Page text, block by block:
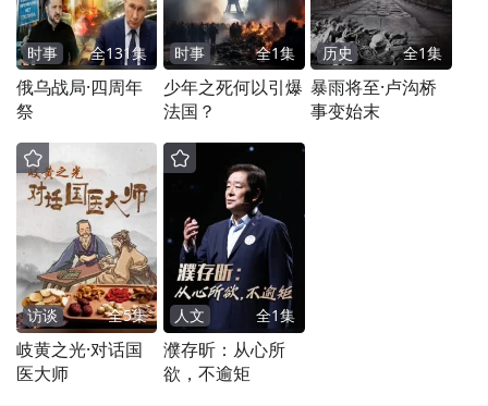
时事 全131集
俄乌战局·四周年
祭
时事 全1集
少年之死何以引爆
法国？
历史 全1集
暴雨将至·卢沟桥
事变始末
访谈 全5集
岐黄之光·对话国
医大师
人文 全1集
濮存昕：从心所
欲，不逾矩